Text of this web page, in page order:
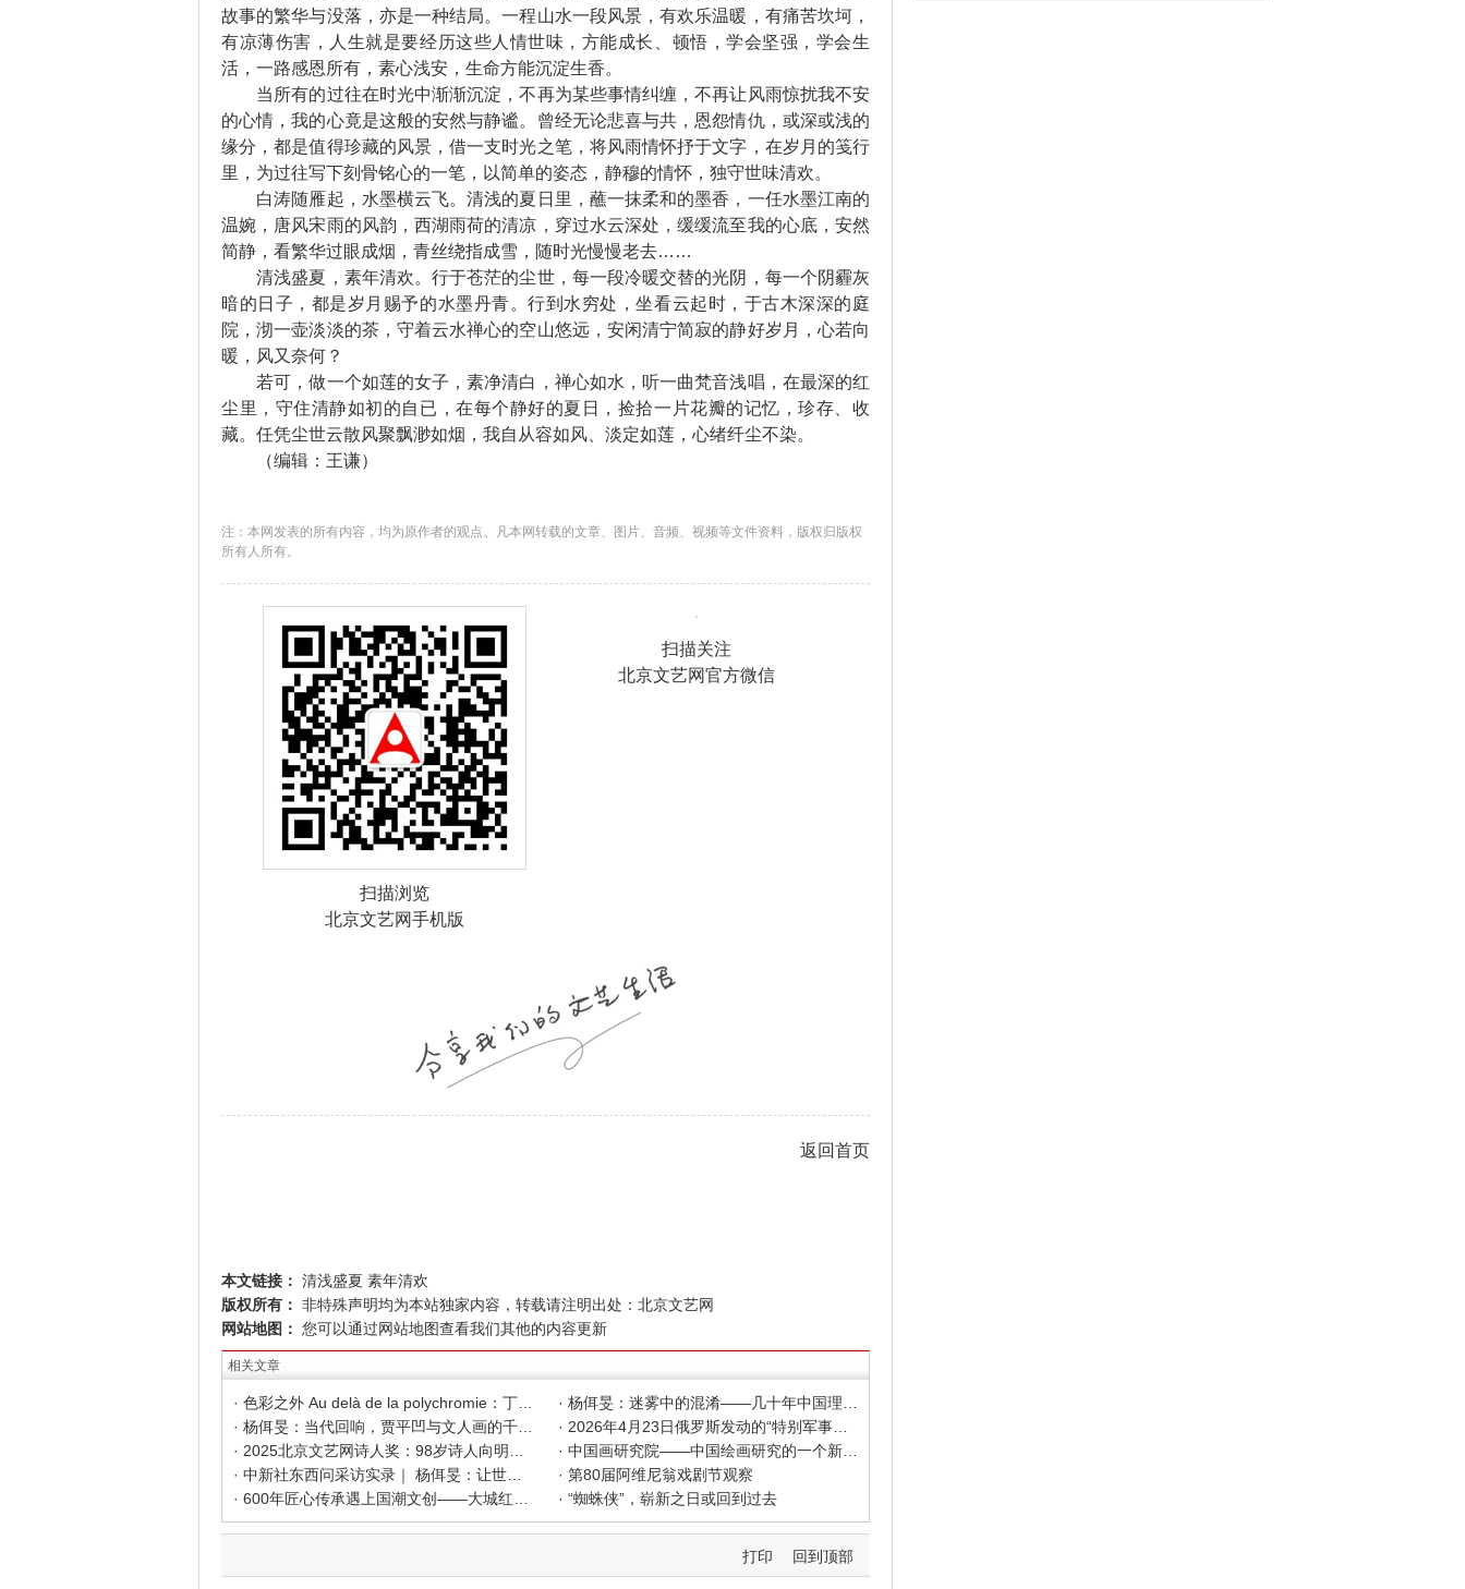
故事的繁华与没落，亦是一种结局。一程山水一段风景，有欢乐温暖，有痛苦坎坷，
有凉薄伤害，人生就是要经历这些人情世味，方能成长、顿悟，学会坚强，学会生
活，一路感恩所有，素心浅安，生命方能沉淀生香。
当所有的过往在时光中渐渐沉淀，不再为某些事情纠缠，不再让风雨惊扰我不安
的心情，我的心竟是这般的安然与静谧。曾经无论悲喜与共，恩怨情仇，或深或浅的
缘分，都是值得珍藏的风景，借一支时光之笔，将风雨情怀抒于文字，在岁月的笺行
里，为过往写下刻骨铭心的一笔，以简单的姿态，静穆的情怀，独守世味清欢。
白涛随雁起，水墨横云飞。清浅的夏日里，蘸一抹柔和的墨香，一任水墨江南的
温婉，唐风宋雨的风韵，西湖雨荷的清凉，穿过水云深处，缓缓流至我的心底，安然
简静，看繁华过眼成烟，青丝绕指成雪，随时光慢慢老去……
清浅盛夏，素年清欢。行于苍茫的尘世，每一段冷暖交替的光阴，每一个阴霾灰
暗的日子，都是岁月赐予的水墨丹青。行到水穷处，坐看云起时，于古木深深的庭
院，沏一壶淡淡的茶，守着云水禅心的空山悠远，安闲清宁简寂的静好岁月，心若向
暖，风又奈何？
若可，做一个如莲的女子，素净清白，禅心如水，听一曲梵音浅唱，在最深的红
尘里，守住清静如初的自已，在每个静好的夏日，捡拾一片花瓣的记忆，珍存、收
藏。任凭尘世云散风聚飘渺如烟，我自从容如风、淡定如莲，心绪纤尘不染。
（编辑：王谦）
注：本网发表的所有内容，均为原作者的观点。凡本网转载的文章、图片、音频、视频等文件资料，版权归版权
所有人所有。
扫描浏览
北京文艺网手机版
扫描关注
北京文艺网官方微信
返回首页
本文链接： 清浅盛夏 素年清欢
版权所有： 非特殊声明均为本站独家内容，转载请注明出处： 北京文艺网
网站地图： 您可以通过网站地图查看我们其他的内容更新
相关文章
· 2026年4月23日俄罗斯发动的“特别军事行动”已进入第5个年头，俄乌局势最新综述
· 中国画研究院——中国绘画研究的一个新开篇
· 第80届阿维尼翁戏剧节观察
· “蜘蛛侠”，崭新之日或回到过去
打印 回到顶部